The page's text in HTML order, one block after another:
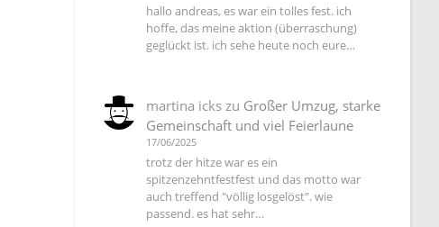
hallo andreas, es war ein tolles fest. ich
hoffe, das meine aktion (überraschung)
geglückt ist. ich sehe heute noch eure…
martina icks zu Großer Umzug, starke
Gemeinschaft und viel Feierlaune
17/06/2025
trotz der hitze war es ein
spitzenzehntfestfest und das motto war
auch treffend "völlig losgelöst". wie
passend. es hat sehr…